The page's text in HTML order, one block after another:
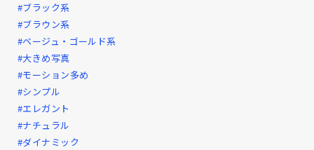
#ブラック系
#ブラウン系
#ベージュ・ゴールド系
#大きめ写真
#モーション多め
#シンプル
#エレガント
#ナチュラル
#ダイナミック